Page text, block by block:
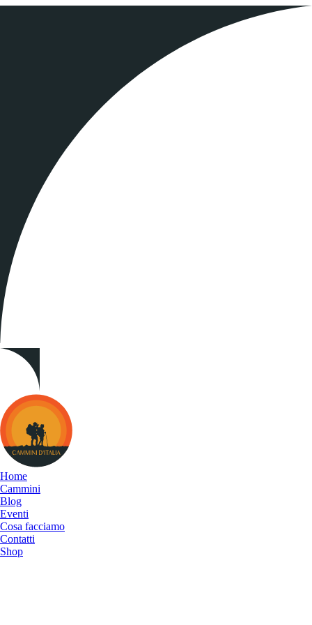
Cammini
d&#039;Italia
Home
Cammini
Blog
Eventi
Cosa facciamo
Contatti
Shop